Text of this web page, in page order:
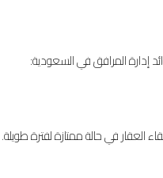
إدارة المرافق في السعودية:
العقار في حالة ممتازة لفترة طويلة.